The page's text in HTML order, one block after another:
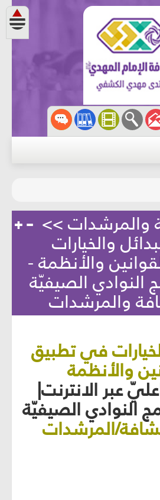
والمرشدات >>
3 - البدائل والخيارات
والأنظمة -
النوادي الصيفيّة
والمرشدات
في تطبيق
والأنظمة
عبر الانترنت|
النوادي الصيفيّة
المرشدات